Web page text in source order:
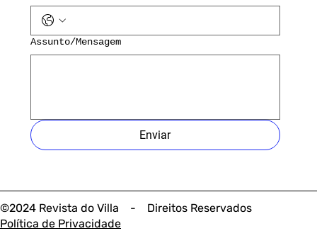
©2024 Revista do Villa - Direitos Reservados
Política de Privacidade
Assunto/Mensagem
Enviar